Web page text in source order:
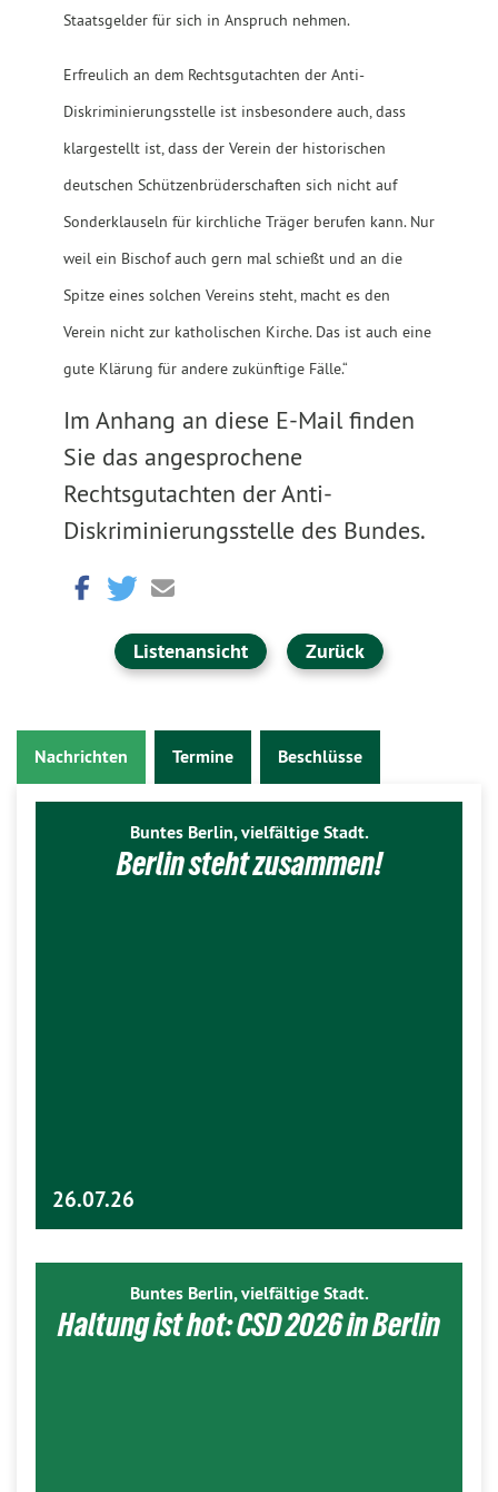
Staatsgelder für sich in Anspruch nehmen.
Erfreulich an dem Rechtsgutachten der Anti-
Diskriminierungsstelle ist insbesondere auch, dass
klargestellt ist, dass der Verein der historischen
deutschen Schützenbrüderschaften sich nicht auf
Sonderklauseln für kirchliche Träger berufen kann. Nur
weil ein Bischof auch gern mal schießt und an die
Spitze eines solchen Vereins steht, macht es den
Verein nicht zur katholischen Kirche. Das ist auch eine
gute Klärung für andere zukünftige Fälle.“
Im Anhang an diese E-Mail finden
Sie das angesprochene
Rechtsgutachten der Anti-
Diskriminierungsstelle des Bundes.
Listenansicht Zurück
Nachrichten Termine Beschlüsse
Buntes Berlin, vielfältige Stadt.
Berlin steht zusammen!
26.07.26
Buntes Berlin, vielfältige Stadt.
Haltung ist hot: CSD 2026 in Berlin